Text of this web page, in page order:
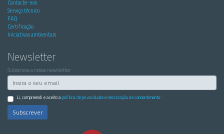
Contacte-nos
Serviço técnico
FAQ
Certificação
Iniciativas ambientais
Newsletter
Subscreva a nossa newsletter
Li, compreendi e aceito apolítica de privacidade e declaração de consentimento*
Subscrever